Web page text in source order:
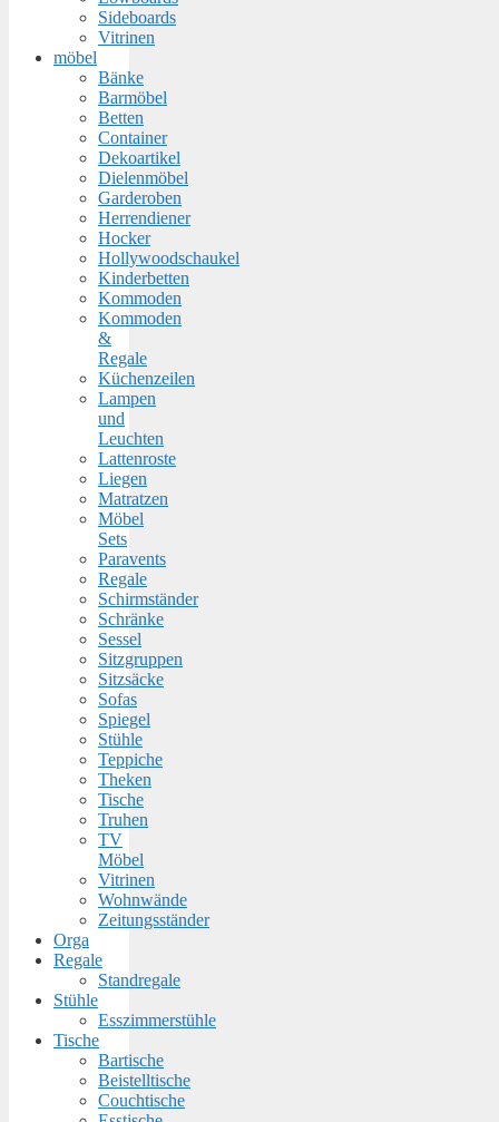
Sideboards
Vitrinen
möbel
Bänke
Barmöbel
Betten
Container
Dekoartikel
Dielenmöbel
Garderoben
Herrendiener
Hocker
Hollywoodschaukel
Kinderbetten
Kommoden
Kommoden
&
Regale
Küchenzeilen
Lampen
und
Leuchten
Lattenroste
Liegen
Matratzen
Möbel
Sets
Paravents
Regale
Schirmständer
Schränke
Sessel
Sitzgruppen
Sitzsäcke
Sofas
Spiegel
Stühle
Teppiche
Theken
Tische
Truhen
TV
Möbel
Vitrinen
Wohnwände
Zeitungsständer
Orga
Regale
Standregale
Stühle
Esszimmerstühle
Tische
Bartische
Beistelltische
Couchtische